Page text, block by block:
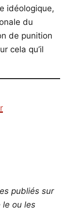
idéologique,
du
de punition
cela qu’il
publiés sur
le ou les